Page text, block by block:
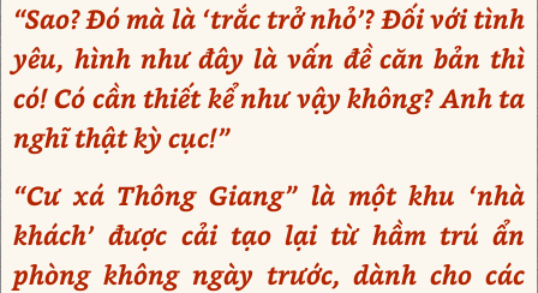
“Sao? Đó mà là ‘trắc trở nhỏ’? Đối với tình
yêu, hình như đây là vấn đề căn bản thì
có! Có cần thiết kể như vậy không? Anh ta
nghĩ thật kỳ cục!”
“Cư xá Thông Giang” là một khu ‘nhà
khách’ được cải tạo lại từ hầm trú ẩn
phòng không ngày trước, dành cho các